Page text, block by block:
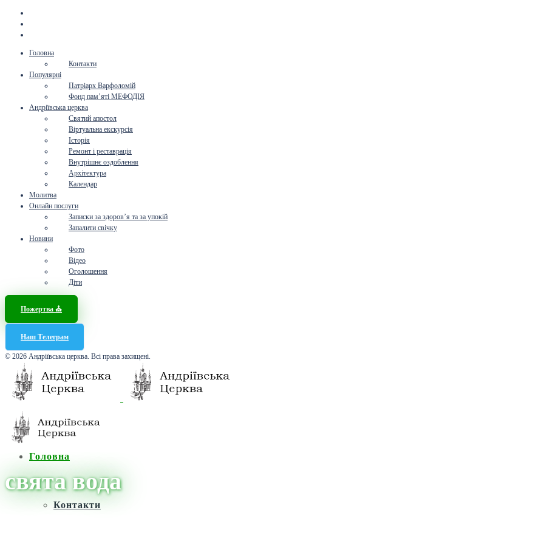
Головна
Контакти
Популярні
Патріарх Варфоломій
Фонд пам’яті МЕФОДІЯ
Андріївська церква
Святий апостол
Віртуальна екскурсія
Історія
Ремонт і реставрація
Внутрішнє оздоблення
Архітектура
Календар
Молитва
Онлайн послуги
Записки за здоров’я та за упокій
Запалити свічку
Новини
Фото
Відео
Оголошення
Діти
Пожертва ⛪️
Наш Телеграм
© 2026 Андріївська церква. Всі права захищені.
Головна
Контакти
свята вода